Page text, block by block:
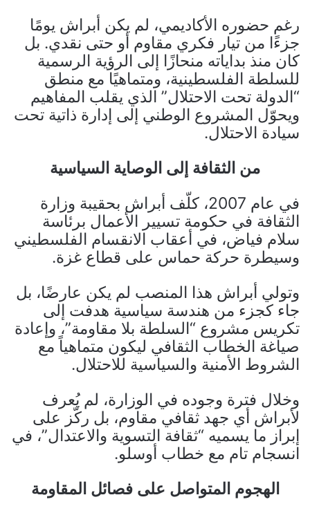
رغم حضوره الأكاديمي، لم يكن أبراش يومًا
جزءًا من تيار فكري مقاوم أو حتى نقدي. بل
كان منذ بداياته منحازًا إلى الرؤية الرسمية
للسلطة الفلسطينية، ومتماهيًا مع منطق
“الدولة تحت الاحتلال” الذي يقلب المفاهيم
ويحوّل المشروع الوطني إلى إدارة ذاتية تحت
سيادة الاحتلال.
من الثقافة إلى الوصاية السياسية
في عام 2007، كلّف أبراش بحقيبة وزارة
الثقافة في حكومة تسيير الأعمال برئاسة
سلام فياض، في أعقاب الانقسام الفلسطيني
وسيطرة حركة حماس على قطاع غزة.
وتولي أبراش هذا المنصب لم يكن عارضًا، بل
جاء كجزء من هندسة سياسية هدفت إلى
تكريس مشروع “السلطة بلا مقاومة”، وإعادة
صياغة الخطاب الثقافي ليكون متماهياً مع
الشروط الأمنية والسياسية للاحتلال.
وخلال فترة وجوده في الوزارة، لم يُعرف
لأبراش أي جهد ثقافي مقاوم، بل ركّز على
إبراز ما يسميه “ثقافة التسوية والاعتدال”، في
انسجام تام مع خطاب أوسلو.
الهجوم المتواصل على فصائل المقاومة